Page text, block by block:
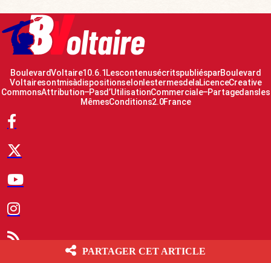
Boulevard Voltaire 10.6.1 Les contenus écrits publiés par Boulevard
Voltaire sont mis à disposition selon les termes de la Licence Creative
Commons Attribution – Pas d’Utilisation Commerciale – Partage dans les
Mêmes Conditions 2.0 France
© 2007-2026 Boulevard Voltaire
PARTAGER CET ARTICLE